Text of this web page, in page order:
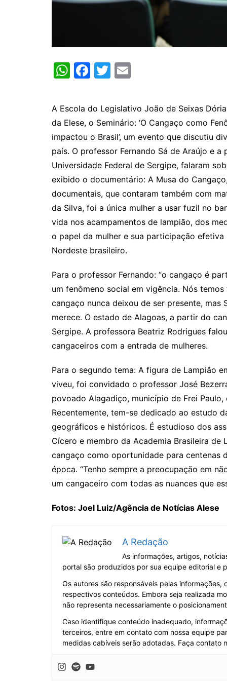
W
at
s
A
p
p
F
c
e
b
o
o
k
T
itt
er
ai
l
A Escola do Legislativo João de Seixas
da Elese, o Seminário: ‘O Cangaço como
impactou o Brasil’, um evento que discutiu
país. O professor Fernando Sá de Araújo e
Universidade Federal de Sergipe, falaram
exibido o documentário: A Musa do
documentais, que contaram também com
da Silva, foi a única mulher a usar fuzil no
vida nos acampamentos de lampião, dos
o papel da mulher e sua participação
Nordeste brasileiro.
Para o professor Fernando: “o cangaço é
um fenômeno social em vigência. Nós
cangaço nunca deixou de ser presente,
merece. O estado de Alagoas, a partir do
Sergipe. A professora Beatriz Rodrigues
cangaceiros com a entrada de mulheres.
Para o segundo tema: A figura de Lampião
viveu, foi convidado o professor José
povoado Alagadiço, município de Frei
Recentemente, tem-se dedicado ao estudo
geográficos e históricos. É estudioso dos
Cícero e membro da Academia Brasileira
cangaço como oportunidade para centenas
época. “Tenho sempre a preocupação em
um cangaceiro com todas as nuances que
Fotos: Joel Luiz/Agência de Notícias Alese
A Redação
As informações, artigos,
portal são produzidos por sua equipe editorial e
Os autores são responsáveis pelas
respectivos conteúdos. Embora seja realizada
não representa necessariamente o
Caso identifique conteúdo inadequado,
terceiros, entre em contato com nossa equipe
medidas cabíveis serão adotadas. Faça contato